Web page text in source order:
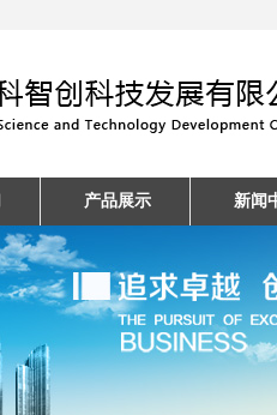
产品展示 新闻